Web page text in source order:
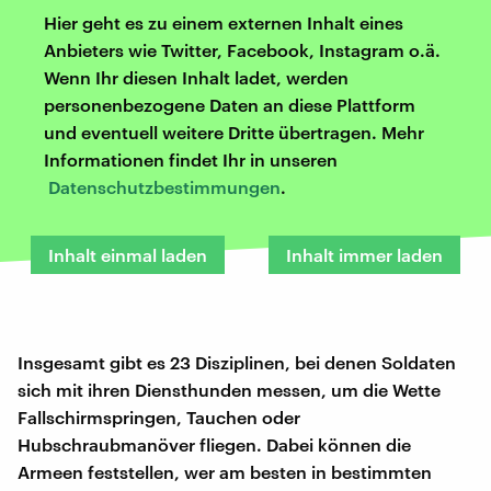
Hier geht es zu einem externen Inhalt eines
Anbieters wie Twitter, Facebook, Instagram o.ä.
Wenn Ihr diesen Inhalt ladet, werden
personenbezogene Daten an diese Plattform
und eventuell weitere Dritte übertragen. Mehr
Informationen findet Ihr in unseren
Datenschutzbestimmungen.
Inhalt einmal laden Inhalt immer laden
Insgesamt gibt es 23 Disziplinen, bei denen Soldaten
sich mit ihren Diensthunden messen, um die Wette
Fallschirmspringen, Tauchen oder
Hubschraubmanöver fliegen. Dabei können die
Armeen feststellen, wer am besten in bestimmten